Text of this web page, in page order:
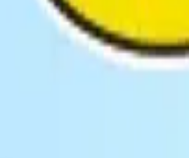
本リストは、入荷予定（実績
超人気景品は【入荷日〜翌日
新入荷景品の投入時間も、当